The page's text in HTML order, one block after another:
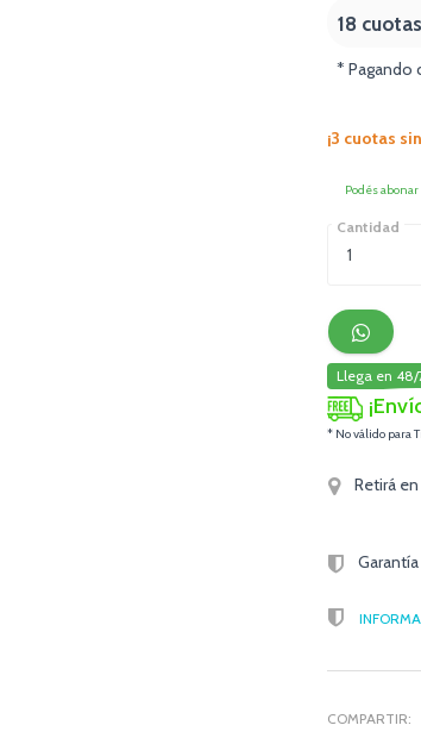
18
* Pagando
¡3 cuotas
Podés
Cantidad
Llega en 48/
* No válido para
Retirá en
COMPARTIR: